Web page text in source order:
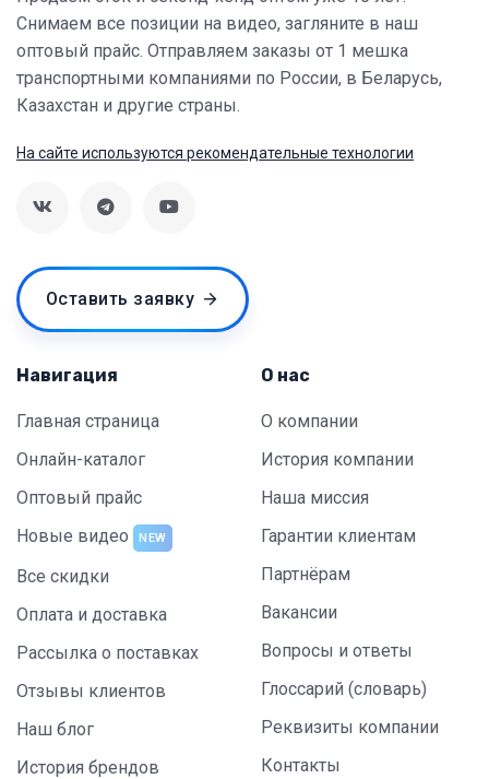
Снимаем все позиции на видео, загляните в наш
оптовый прайс. Отправляем заказы от 1 мешка
транспортными компаниями по России, в Беларусь,
Казахстан и другие страны.
На сайте используются рекомендательные технологии
Оставить заявку
Навигация
Главная страница
Онлайн-каталог
Оптовый прайс
Новые видео
NEW
Все скидки
Оплата и доставка
Рассылка о поставках
Отзывы клиентов
Наш блог
История брендов
О нас
О компании
История компании
Наша миссия
Гарантии клиентам
Партнёрам
Вакансии
Вопросы и ответы
Глоссарий (словарь)
Реквизиты компании
Контакты